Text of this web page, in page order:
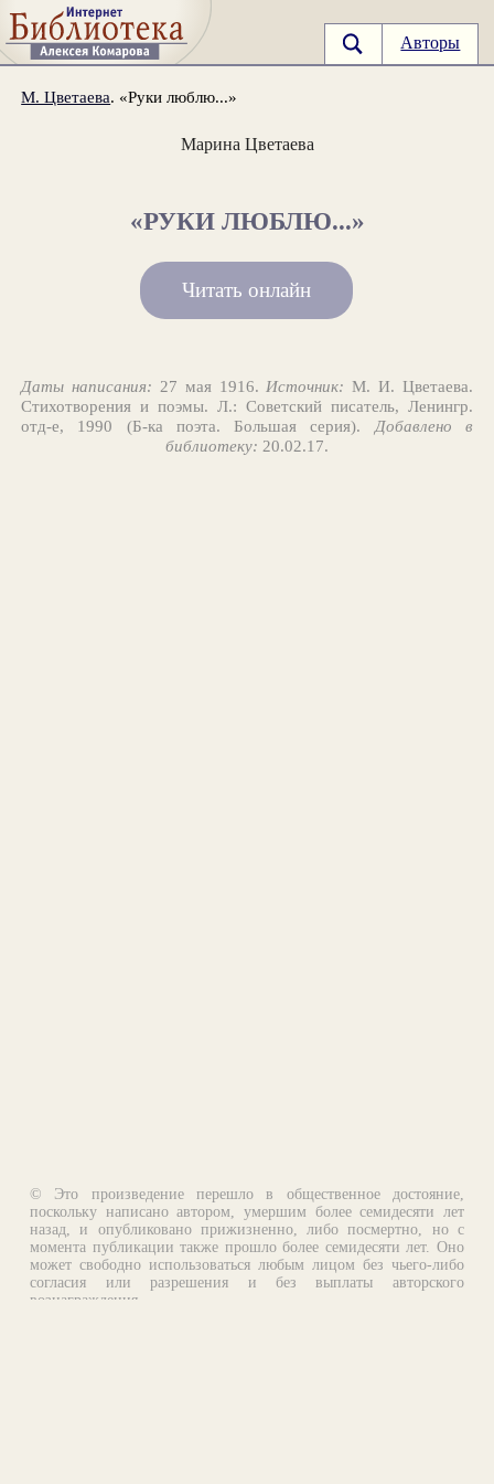
Авторы
М. Цветаева. «Руки люблю...»
Марина Цветаева
«РУКИ ЛЮБЛЮ...»
Читать онлайн
Даты написания: 27 мая 1916.Источник: М. И. Цветаева.
Стихотворения и поэмы. Л.: Советский писатель, Ленингр.
отд-е, 1990 (Б-ка поэта. Большая серия).Добавлено в
библиотеку: 20.02.17.
© Это произведение перешло в общественное достояние,
поскольку написано автором, умершим более семидесяти лет
назад, и опубликовано прижизненно, либо посмертно, но с
момента публикации также прошло более семидесяти лет. Оно
может свободно использоваться любым лицом без чьего-либо
согласия или разрешения и без выплаты авторского
вознаграждения.